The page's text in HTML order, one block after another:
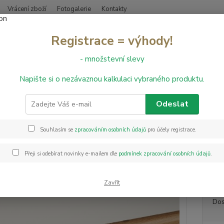
Vrácení zboží Fotogalerie Kontakty
Hledat
Obvodové lišty Obvodová lišta Spotlight SK 60 Dub Harmony
lišta Spotlight SK 60
lišty
Registrace = výhody!
- množstevní slevy
Napište si o nezávaznou kalkulaci vybraného produktu.
Odeslat
Souhlasím se zpracováním osobních údajůpro účely registrace.
Přeji si odebírat novinky e-mailem dle podmínek zpracování osobních údajů.
Zavřít